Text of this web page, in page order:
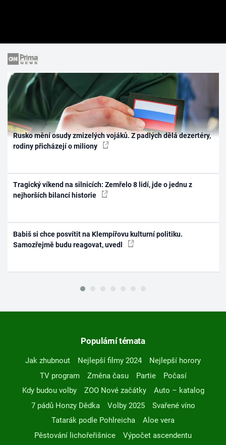
Rusko mění osudy zmizelých vojáků. Z padlých dělá dezertéry,
rodiny přicházejí o miliony
Tragický víkend na silnicích: Zemřelo 8 lidí, jde o jednu z
nejhorších bilancí historie
Babiš si chce posvítit na Klempířovu kulturní politiku.
Samozřejmě budu reagovat, uvedl
Populární témata
Jak zhubnout Nejlepší filmy 2024
Nejlepší horory
TV program
Změna času Partie
Počasí
Kdy budou volby
ZOO Nové začátky
Auto – katalog
7 pádů Honzy Dědka
Volby 2025
Svařené víno
Tatarák podle Pohlreicha
Aloe vera
Pěstování lichořeřišnice
Výpočet ascendentu